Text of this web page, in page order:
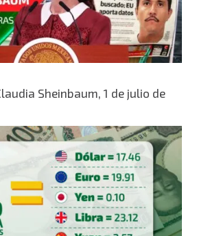
Sheinbaum, 1 de julio de